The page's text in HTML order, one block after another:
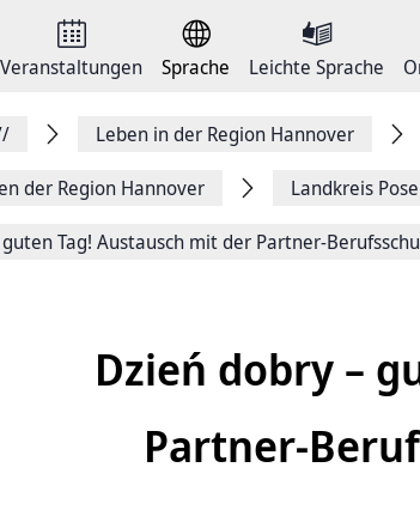
Veranstaltungen Sprache Leichte Sprache
Leben in der Region Hannover
der Region Hannover Landkreis
Tag! Austausch mit der Partner-
Dzień dobry –
Partner-